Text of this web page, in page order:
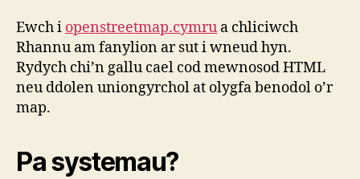
Ewch i openstreetmap.cymru a chliciwch
Rhannu am fanylion ar sut i wneud hyn.
Rydych chi’n gallu cael cod mewnosod HTML
neu ddolen uniongyrchol at olygfa benodol o’r
map.
Pa systemau?